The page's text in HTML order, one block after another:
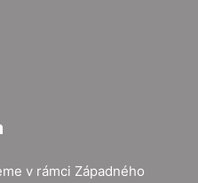
v rámci Západného